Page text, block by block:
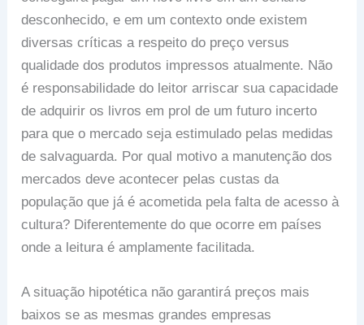
desconhecido, e em um contexto onde existem
diversas críticas a respeito do preço versus
qualidade dos produtos impressos atualmente. Não
é responsabilidade do leitor arriscar sua capacidade
de adquirir os livros em prol de um futuro incerto
para que o mercado seja estimulado pelas medidas
de salvaguarda. Por qual motivo a manutenção dos
mercados deve acontecer pelas custas da
população que já é acometida pela falta de acesso à
cultura? Diferentemente do que ocorre em países
onde a leitura é amplamente facilitada.
A situação hipotética não garantirá preços mais
baixos se as mesmas grandes empresas